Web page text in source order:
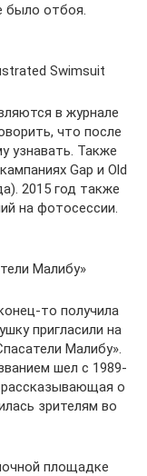
было отбоя.
Swimsuit
в журнале
что после
узнавать. Также
Gap и Old
2015 год также
на фотосессии.
Малибу»
то получила
пригласили на
Малибу».
шел с 1989-
рассказывающая о
зрителям во
площадке